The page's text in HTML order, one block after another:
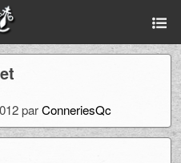
parConneriesQc